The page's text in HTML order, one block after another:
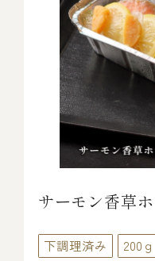
サーモン香草
下調理済み 200ｇ